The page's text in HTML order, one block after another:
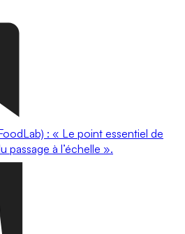
: « Le point essentiel de
passage à l’échelle ».